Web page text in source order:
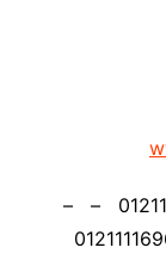
موبايل: 01211116954 – – 01211116956 – –